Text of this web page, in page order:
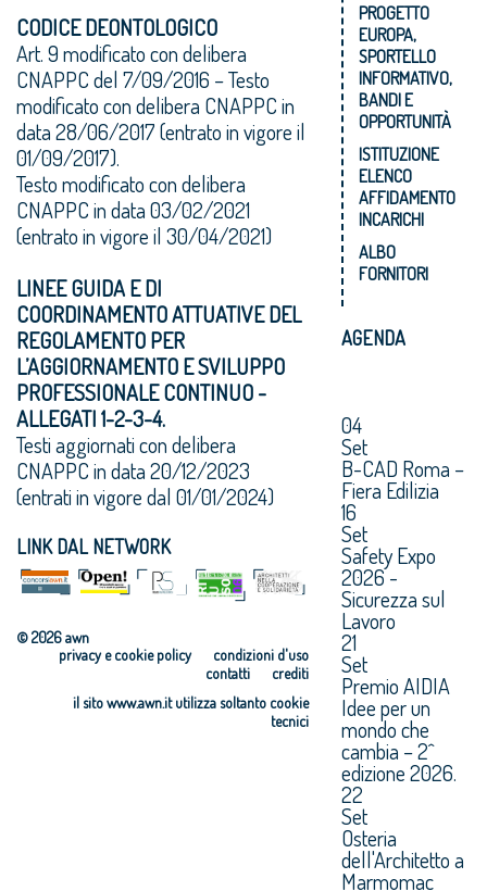
CODICE DEONTOLOGICO
Art. 9 modificato con delibera
CNAPPC del 7/09/2016 – Testo
modificato con delibera CNAPPC in
data 28/06/2017 (entrato in vigore il
01/09/2017).
Testo modificato con delibera
CNAPPC in data 03/02/2021
(entrato in vigore il 30/04/2021)
LINEE GUIDA E DI
COORDINAMENTO ATTUATIVE DEL
REGOLAMENTO PER
L’AGGIORNAMENTO E SVILUPPO
PROFESSIONALE CONTINUO -
ALLEGATI 1-2-3-4.
Testi aggiornati con delibera
CNAPPC in data 20/12/2023
(entrati in vigore dal 01/01/2024)
LINK DAL NETWORK
© 2026 awn
condizioni d'uso
privacy e cookie policy
crediti
contatti
il sito www.awn.it utilizza soltanto cookie
tecnici
PROGETTO
EUROPA,
SPORTELLO
INFORMATIVO,
BANDI E
OPPORTUNITÀ
ISTITUZIONE
ELENCO
AFFIDAMENTO
INCARICHI
ALBO
FORNITORI
AGENDA
04
Set
B-CAD Roma –
Fiera Edilizia
16
Set
Safety Expo
2026 -
Sicurezza sul
Lavoro
21
Set
Premio AIDIA
Idee per un
mondo che
cambia – 2^
edizione 2026.
22
Set
Osteria
dell'Architetto a
Marmomac